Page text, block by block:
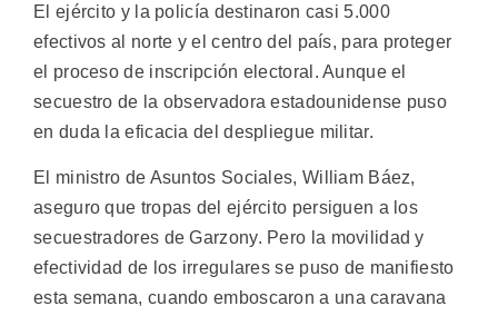
El ejército y la policía destinaron casi 5.000
efectivos al norte y el centro del país, para proteger
el proceso de inscripción electoral. Aunque el
secuestro de la observadora estadounidense puso
en duda la eficacia del despliegue militar.
El ministro de Asuntos Sociales, William Báez,
aseguro que tropas del ejército persiguen a los
secuestradores de Garzony. Pero la movilidad y
efectividad de los irregulares se puso de manifiesto
esta semana, cuando emboscaron a una caravana